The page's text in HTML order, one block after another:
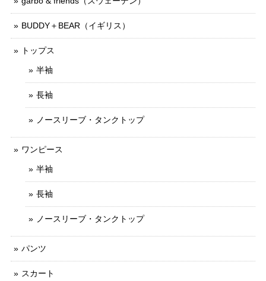
BUDDY＋BEAR（イギリス）
トップス
半袖
長袖
ノースリーブ・タンクトップ
ワンピース
半袖
長袖
ノースリーブ・タンクトップ
パンツ
スカート